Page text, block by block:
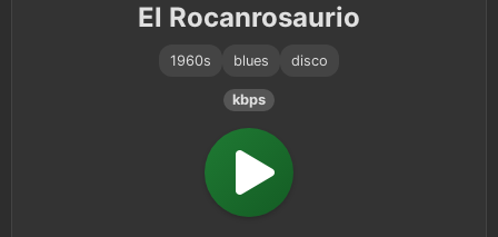
El Rocanrosaurio
1960s blues disco
kbps